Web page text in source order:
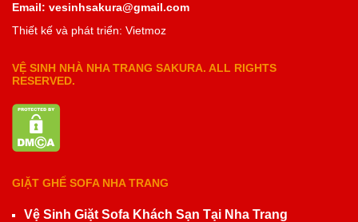
Email: vesinhsakura@gmail.com
Thiết kế và phát triển: Vietmoz
VỆ SINH NHÀ NHA TRANG SAKURA. ALL RIGHTS
RESERVED.
GIẶT GHẾ SOFA NHA TRANG
Vệ Sinh Giặt Sofa Khách Sạn Tại Nha Trang